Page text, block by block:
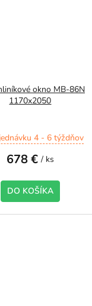
okno MB-86N
1170x2050
4 - 6 týždňov
678 € / ks
DO KOŠÍKA